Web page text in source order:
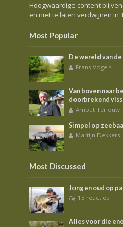
Hoogwaardige content
en niet te laten verdwijnen in
Most Popular
De wereld van
Frans Vogels
Van boven naar
doorbrekend
Arnout Terlouw
Simpel op
Martijn Dekkers
Most Discussed
Jong en oud op
13 reacties
Alles voor die ene